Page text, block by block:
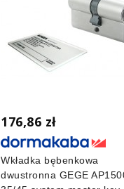
176,86 zł
Wkładka bębenkowa
dwustronna GEGE